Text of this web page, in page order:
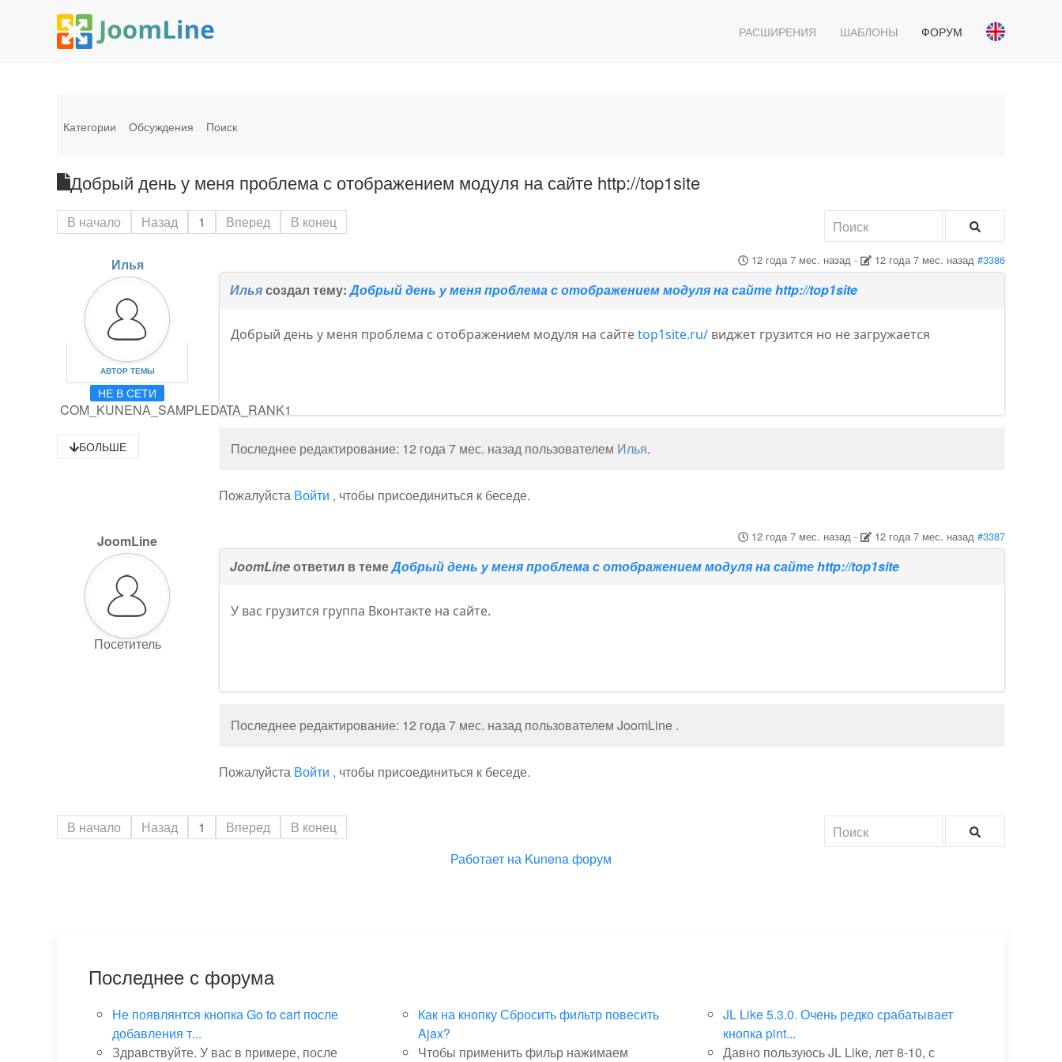
РАСШИРЕНИЯ ШАБЛОНЫ ФОРУМ
Категории Обсуждения Поиск
Добрый день у меня проблема с отображением модуля на сайте http://top1site
В начало Назад 1 Вперед В конец
Илья
АВТОР ТЕМЫ
НЕ В СЕТИ
COM_KUNENA_SAMPLEDATA_RANK1
БОЛЬШЕ
12 года 7 мес. назад- 12 года 7 мес. назад #3386
Ильясоздал тему:Добрый день у меня проблема с отображением модуля на сайте http://top1site
Добрый день у меня проблема с отображением модуля на сайтеtop1site.ru/ виджет грузится но не загружается
Последнее редактирование: 12 года 7 мес. назад пользователем Илья.
Пожалуйста Войти , чтобы присоединиться к беседе.
JoomLine
Посетитель
12 года 7 мес. назад- 12 года 7 мес. назад #3387
JoomLineответил в темеДобрый день у меня проблема с отображением модуля на сайте http://top1site
У вас грузится группа Вконтакте на сайте.
Последнее редактирование: 12 года 7 мес. назад пользователемJoomLine .
Пожалуйста Войти , чтобы присоединиться к беседе.
В начало Назад 1 Вперед
В конец
Работает на Kunena форум
Последнее с форума
Не появлянтся кнопка Go to cart после
добавления т...
Здравствуйте. У вас в примере, после
Как на кнопку Сбросить фильтр повесить
Ajax?
Чтобы применить фильр нажимаем
JL Like 5.3.0. Очень редко срабатывает
кнопка pint...
Давно пользуюсь JL Like, лет 8-10, с